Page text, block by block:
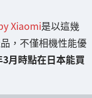
Xiaomi是以這幾
，不僅相機性能優
月時點在日本能買